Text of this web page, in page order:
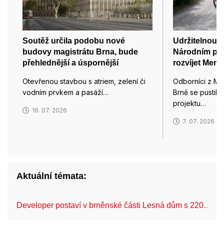
Soutěž určila podobu nové
budovy magistrátu Brna, bude
přehlednější a úspornější
Otevřenou stavbou s atriem, zelení či
vodním prvkem a pasáží…
16. 07. 2026
Udržitelnou
Národním
rozvíjet
Odborníci z
Brně se pustili
projektu…
7. 07. 2026
Aktuální témata:
Developer postaví v brněnské části Lesná dům s 220…